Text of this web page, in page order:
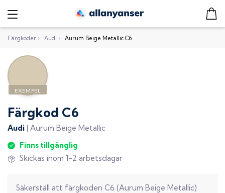
Färgkoder › Audi › Aurum Beige Metallic C6
Färgkod C6
Audi | Aurum Beige Metallic
Finns tillgänglig
Skickas inom 1-2 arbetsdagar
Säkerställ att färgkoden C6 (Aurum Beige Metallic)